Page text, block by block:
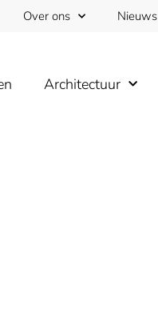
Over ons Nieuws
Architectuur